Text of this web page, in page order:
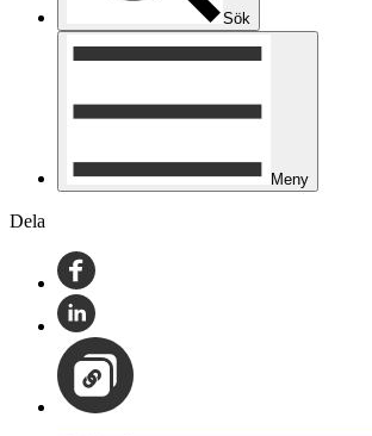
Sök
Meny
Dela